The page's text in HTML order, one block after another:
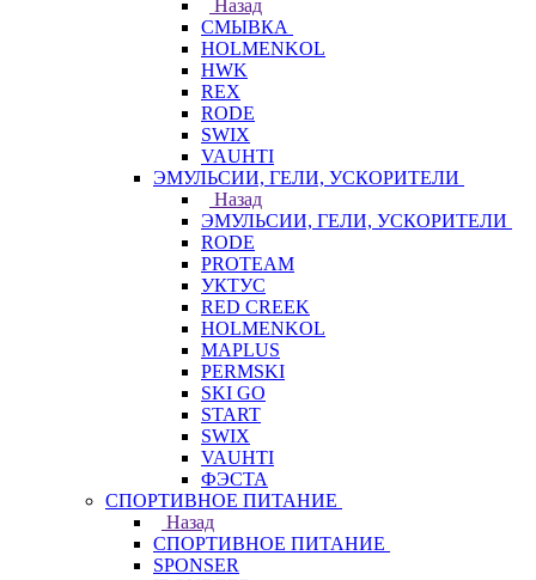
Назад
СМЫВКА
HOLMENKOL
HWK
REX
RODE
SWIX
VAUHTI
ЭМУЛЬСИИ, ГЕЛИ, УСКОРИТЕЛИ
Назад
ЭМУЛЬСИИ, ГЕЛИ, УСКОРИТЕЛИ
RODE
PROTEAM
УКТУС
RED CREEK
HOLMENKOL
MAPLUS
PERMSKI
SKI GO
START
SWIX
VAUHTI
ФЭСТА
СПОРТИВНОЕ ПИТАНИЕ
Назад
СПОРТИВНОЕ ПИТАНИЕ
SPONSER